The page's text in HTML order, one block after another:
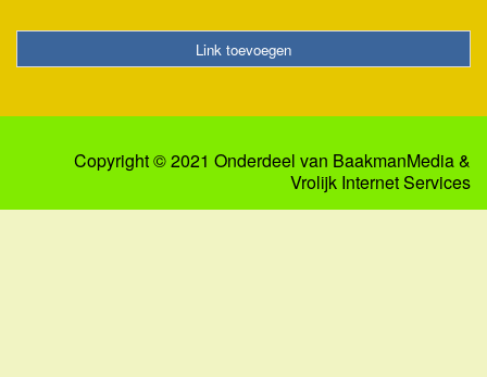
Link toevoegen
Copyright © 2021 Onderdeel van BaakmanMedia&
Vrolijk Internet Services